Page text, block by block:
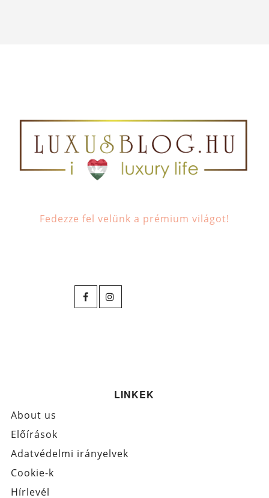
Fedezze fel velünk a prémium világot!
LINKEK
About us
Előírások
Adatvédelmi irányelvek
Cookie-k
Hírlevél